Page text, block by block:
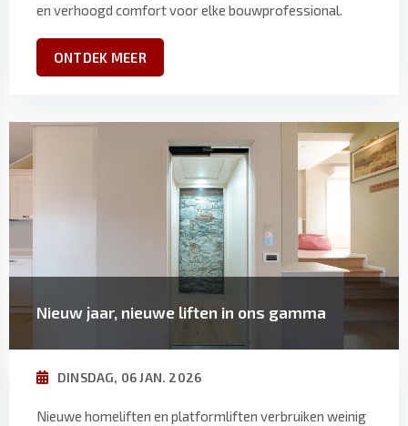
en verhoogd comfort voor elke bouwprofessional.
ONTDEK MEER
Nieuw jaar, nieuwe liften in ons gamma
DINSDAG, 06 JAN. 2026
Nieuwe homeliften en platformliften verbruiken weinig